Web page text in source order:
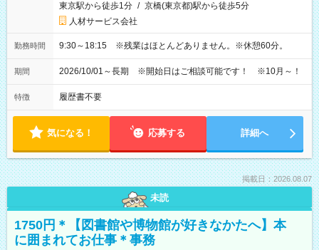
東京駅から徒歩1分 / 京橋(東京都)駅から徒歩5分
人材サービス会社
勤務時間 9:30～18:15 ※残業はほとんどありません。※休憩60分。
期間 2026/10/01～長期 ※開始日はご相談可能です！ ※10月～！
特徴 履歴書不要
気になる！ 応募する 詳細へ
掲載日：2026.08.07
未読
1750円＊【図書館や博物館が好きなかたへ】本
に囲まれてお仕事＊事務